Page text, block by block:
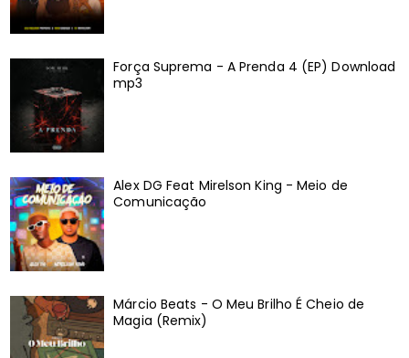
Força Suprema - A Prenda 4 (EP) Download
mp3
Alex DG Feat Mirelson King - Meio de
Comunicação
Márcio Beats - O Meu Brilho É Cheio de
Magia (Remix)